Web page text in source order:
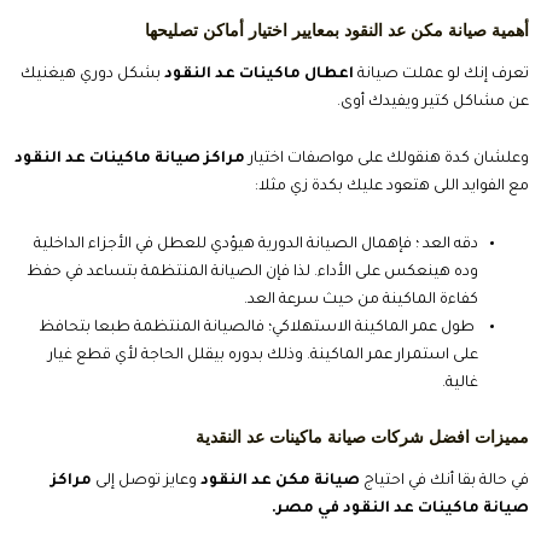
أهمية صيانة مكن عد النقود بمعايير اختيار أماكن تصليحها
تعرف إنك لو عملت صيانة اعطال ماكينات عد النقود بشكل دوري هيغنيك
عن مشاكل كتير ويفيدك أوى.
وعلشان كدة هنقولك على مواصفات اختيارمراكز صيانة ماكينات عد النقود
مع الفوايد اللى هتعود عليك بكدة زي مثلا:
دقه العد ؛ فإهمال الصيانة الدورية هيؤدي للعطل في الأجزاء الداخلية
وده هينعكس على الأداء. لذا فإن الصيانة المنتظمة بتساعد في حفظ
كفاءة الماكينة من حيث سرعة العد.
طول عمر الماكينة الاستهلاكي؛ فالصيانة المنتظمة طبعا بتحافظ
على استمرار عمر الماكينة. وذلك بدوره بيقلل الحاجة لأي قطع غيار
غالية.
مميزات افضل شركات صيانة ماكينات عد النقدية
في حالة بقا أنك في احتياج صيانة مكن عد النقود وعايز توصل إلى مراكز
صيانة ماكينات عد النقود في مصر.